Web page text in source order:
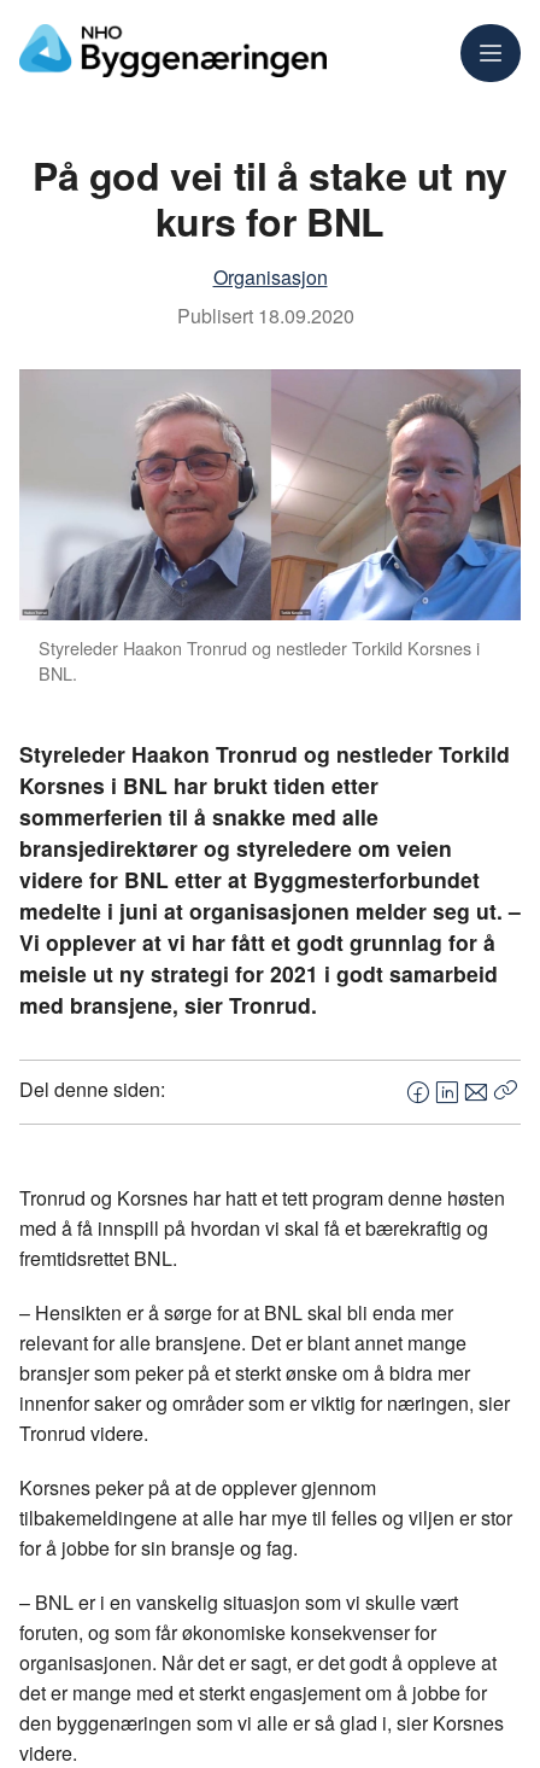
Meny
På god vei til å stake ut ny
kurs for BNL
Organisasjon
Publisert 18.09.2020
Styreleder Haakon Tronrud og nestleder Torkild Korsnes i
BNL.
Styreleder Haakon Tronrud og nestleder Torkild
Korsnes i BNL har brukt tiden etter
sommerferien til å snakke med alle
bransjedirektører og styreledere om veien
videre for BNL etter at Byggmesterforbundet
medelte i juni at organisasjonen melder seg ut. –
Vi opplever at vi har fått et godt grunnlag for å
meisle ut ny strategi for 2021 i godt samarbeid
med bransjene, sier Tronrud.
Del denne siden:
F
a
e
b
k
L
i
k
e
n
E
-
o
s
Tronrud og Korsnes har hatt et tett program denne høsten
med å få innspill på hvordan vi skal få et bærekraftig og
fremtidsrettet BNL.
– Hensikten er å sørge for at BNL skal bli enda mer
relevant for alle bransjene. Det er blant annet mange
bransjer som peker på et sterkt ønske om å bidra mer
innenfor saker og områder som er viktig for næringen, sier
Tronrud videre.
Korsnes peker på at de opplever gjennom
tilbakemeldingene at alle har mye til felles og viljen er stor
for å jobbe for sin bransje og fag.
– BNL er i en vanskelig situasjon som vi skulle vært
foruten, og som får økonomiske konsekvenser for
organisasjonen. Når det er sagt, er det godt å oppleve at
det er mange med et sterkt engasjement om å jobbe for
den byggenæringen som vi alle er så glad i, sier Korsnes
videre.